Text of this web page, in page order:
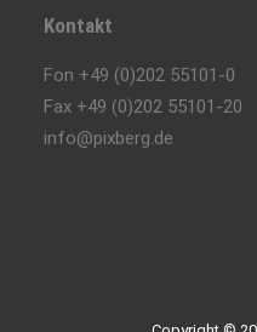
Kontakt
Fon +49 (0)202 55101-0
Fax +49 (0)202 55101-20
info@pixberg.de